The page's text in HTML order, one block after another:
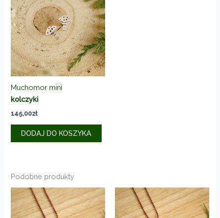
Muchomor mini
kolczyki
145,00zł
DODAJ DO KOSZYKA
Podobne produkty